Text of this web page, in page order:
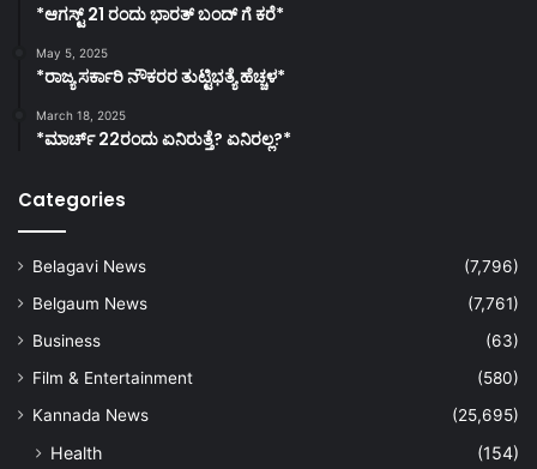
*ಆಗಸ್ಟ್ 21 ರಂದು ಭಾರತ್‌ ಬಂದ್‌ ಗೆ ಕರೆ*
May 5, 2025
*ರಾಜ್ಯ ಸರ್ಕಾರಿ ನೌಕರರ ತುಟ್ಟಿಭತ್ಯೆ ಹೆಚ್ಚಳ*
March 18, 2025
*ಮಾರ್ಚ್ 22ರಂದು ಏನಿರುತ್ತೆ? ಏನಿರಲ್ಲ?*
Categories
Belagavi News
(7,796)
Belgaum News
(7,761)
Business
(63)
Film & Entertainment
(580)
Kannada News
(25,695)
Health (154)